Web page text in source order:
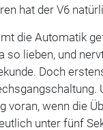
hat der V6
die Automatik
so lieben, und
Doch
wenn die
unter fünf